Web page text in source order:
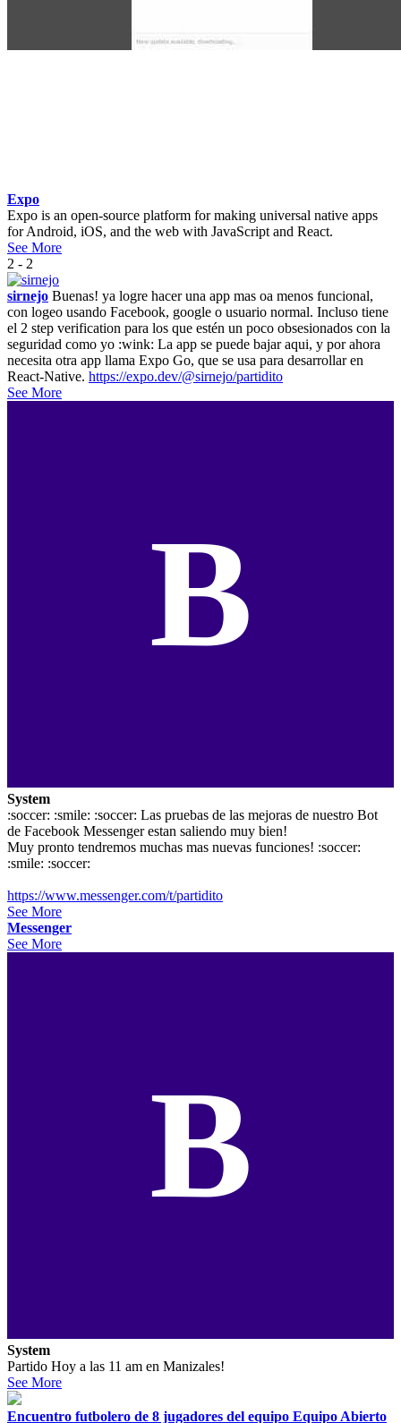
Expo
Expo is an open-source platform for making universal native apps
for Android, iOS, and the web with JavaScript and React.
See More
2 - 2
sirnejo Buenas! ya logre hacer una app mas oa menos funcional,
con logeo usando Facebook, google o usuario normal. Incluso tiene
el 2 step verification para los que estén un poco obsesionados con la
seguridad como yo :wink: La app se puede bajar aqui, y por ahora
necesita otra app llama Expo Go, que se usa para desarrollar en
React-Native. https://expo.dev/@sirnejo/partidito
See More
B
System
:soccer: :smile: :soccer: Las pruebas de las mejoras de nuestro Bot
de Facebook Messenger estan saliendo muy bien!
Muy pronto tendremos muchas mas nuevas funciones! :soccer:
:smile: :soccer:
https://www.messenger.com/t/partidito
See More
Messenger
See More
B
System
Partido Hoy a las 11 am en Manizales!
See More
Encuentro futbolero de 8 jugadores del equipo Equipo Abierto